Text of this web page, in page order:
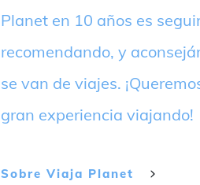
Planet en 10 años es
recomendando, y
se van de viajes.
gran experiencia viajando!
Sobre Viaja Planet